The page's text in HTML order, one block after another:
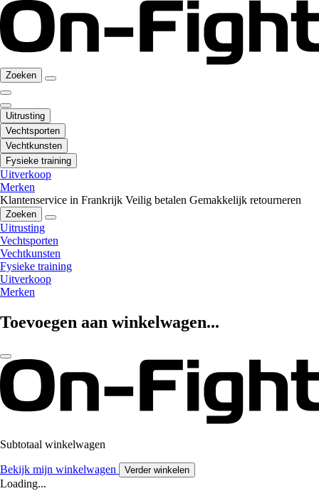
Zoeken
Uitrusting
Vechtsporten
Vechtkunsten
Fysieke training
Uitverkoop
Merken
Klantenservice in Frankrijk Veilig betalen Gemakkelijk retourneren
Zoeken
Uitrusting
Vechtsporten
Vechtkunsten
Fysieke training
Uitverkoop
Merken
Toevoegen aan winkelwagen...
Subtotaal winkelwagen
Bekijk mijn winkelwagen Verder winkelen
Loading...